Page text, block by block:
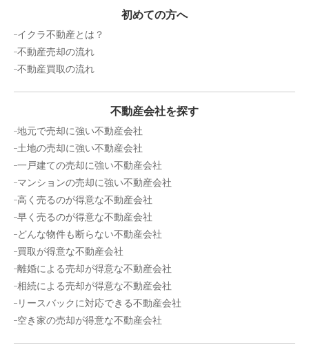
初めての方へ
イクラ不動産とは？
不動産売却の流れ
不動産買取の流れ
不動産会社を探す
地元で売却に強い不動産会社
土地の売却に強い不動産会社
一戸建ての売却に強い不動産会社
マンションの売却に強い不動産会社
高く売るのが得意な不動産会社
早く売るのが得意な不動産会社
どんな物件も断らない不動産会社
買取が得意な不動産会社
離婚による売却が得意な不動産会社
相続による売却が得意な不動産会社
リースバックに対応できる不動産会社
空き家の売却が得意な不動産会社